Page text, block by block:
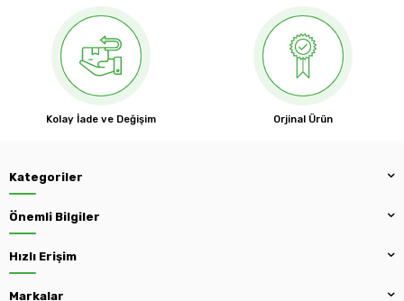
Kolay İade ve Değişim Orjinal Ürün
Kategoriler
Önemli Bilgiler
Hızlı Erişim
Markalar